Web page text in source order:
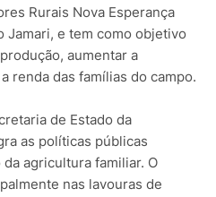
Rurais Nova Esperança
Jamari, e tem como objetivo
aumentar a
renda das famílias do campo.
de Estado da
as políticas públicas
agricultura familiar. O
nas lavouras de